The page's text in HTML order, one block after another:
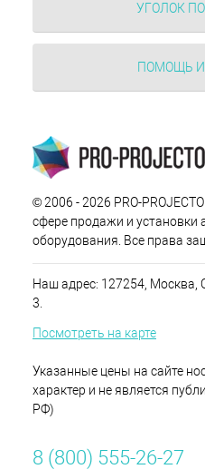
УГОЛОК
ПОМОЩЬ И
© 2006 - 2026 PRO-
сфере продажи и установки
оборудования. Все права
Наш адрес: 127254, Москва,
3.
Посмотреть на карте
Указанные цены на сайте
характер и не является
РФ)
8 (800) 555-26-27